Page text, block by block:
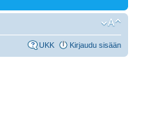
UKK Kirjaudu sisään